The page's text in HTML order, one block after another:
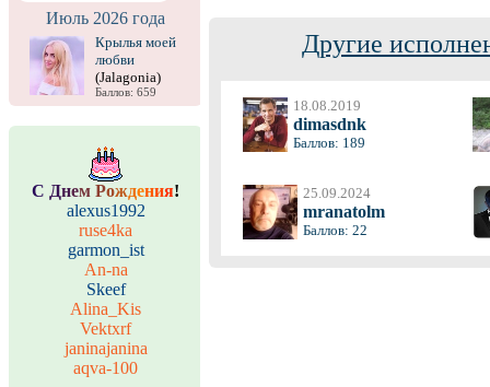
Июль 2026 года
Крылья моей
любви
(Jalagonia)
Баллов: 659
С Днем Рождения!
alexus1992
ruse4ka
garmon_ist
An-na
Skeef
Alina_Kis
Vektxrf
janinajanina
aqva-100
Другие
18.08.2019
dimasdnk
Баллов: 189
25.09.2024
mranatolm
Баллов: 22